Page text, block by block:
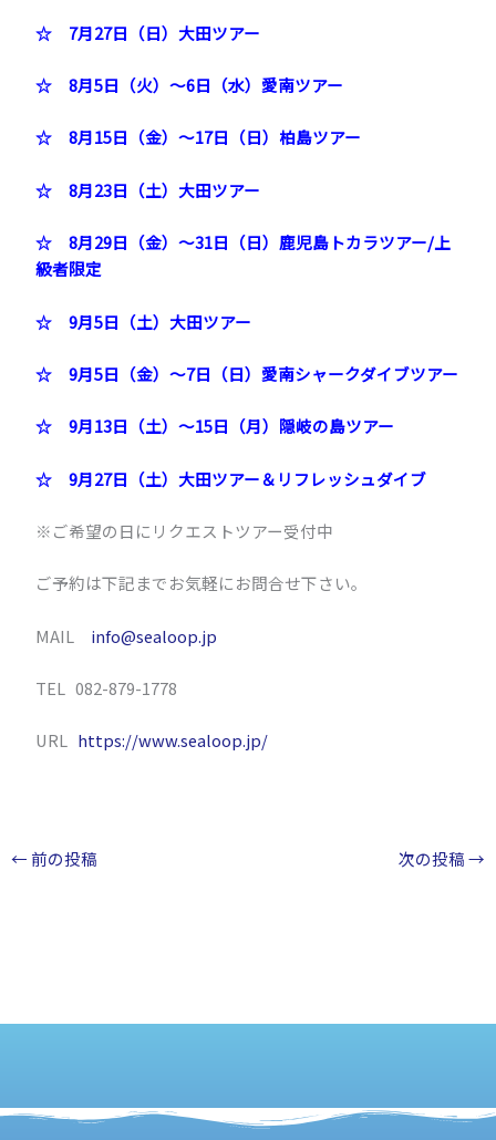
☆ 7月27日（日）大田ツアー
☆ 8月5日（火）～6日（水）愛南ツアー
☆ 8月15日（金）～17日（日）柏島ツアー
☆ 8月23日（土）大田ツアー
☆ 8月29日（金）～31日（日）鹿児島トカラツアー/上
級者限定
☆ 9月5日（土）大田ツアー
☆ 9月5日（金）～7日（日）愛南シャークダイブツアー
☆ 9月13日（土）～15日（月）隠岐の島ツアー
☆ 9月27日（土）大田ツアー＆リフレッシュダイブ
※ご希望の日にリクエストツアー受付中
ご予約は下記までお気軽にお問合せ下さい。
MAIL info@sealoop.jp
TEL 082-879-1778
URL https://www.sealoop.jp/
← 前の投稿 次の投稿→